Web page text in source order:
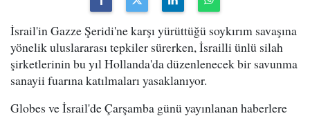
İsrail'in Gazze Şeridi'ne karşı yürüttüğü soykırım savaşına
yönelik uluslararası tepkiler sürerken, İsrailli ünlü silah
şirketlerinin bu yıl Hollanda'da düzenlenecek bir savunma
sanayii fuarına katılmaları yasaklanıyor.
Globes ve İsrail'de Çarşamba günü yayınlanan haberlere